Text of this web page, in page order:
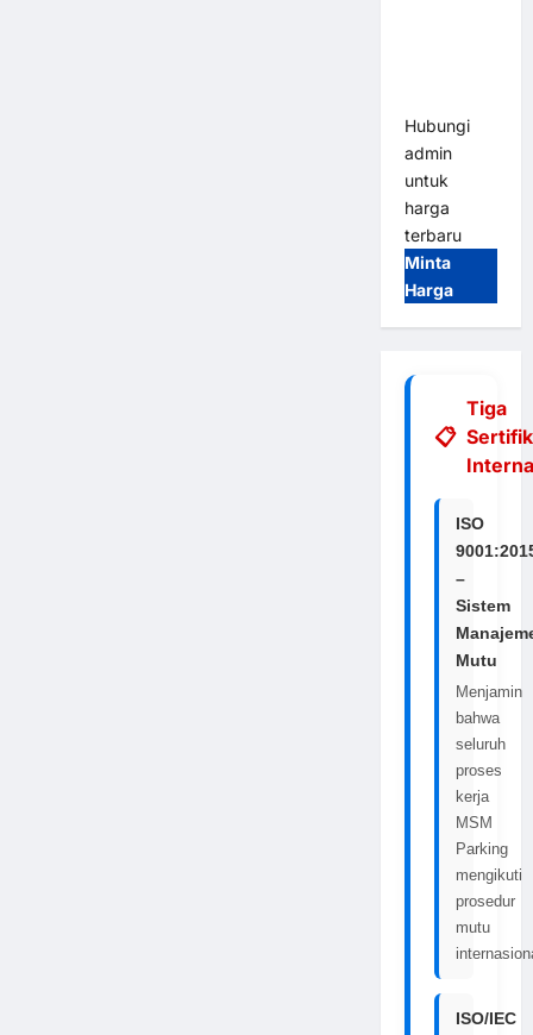
Hubungi
admin
untuk
harga
terbaru
Minta
Harga
Tiga
ISO
–
Sistem
Mutu
Menjamin
bahwa
seluruh
proses
kerja
MSM
Parking
mengikuti
prosedur
mutu
ISO/IEC